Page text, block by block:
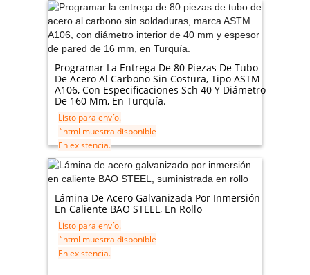
Programar La Entrega De 80 Piezas De Tubo
De Acero Al Carbono Sin Costura, Tipo ASTM
A106, Con Especificaciones Sch 40 Y Diámetro
De 160 Mm, En Turquía.
Listo para envío.
`html muestra disponible
En existencia.
Lámina De Acero Galvanizada Por Inmersión
En Caliente BAO STEEL, En Rollo
Listo para envío.
`html muestra disponible
En existencia.